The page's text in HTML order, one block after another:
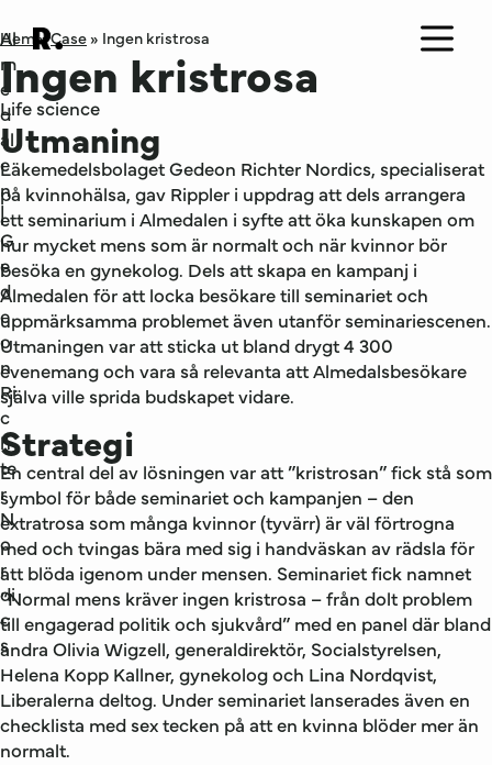
Al
m
e
d
al
e
n
|
G
e
d
e
o
n
Ri
c
h
te
r
N
o
r
di
c
s
Hem »Case » Ingen kristrosa
Ingen kristrosa
Life science
Utmaning
Läkemedelsbolaget Gedeon Richter Nordics, specialiserat
på kvinnohälsa, gav Rippler i uppdrag att dels arrangera
ett seminarium i Almedalen i syfte att öka kunskapen om
hur mycket mens som är normalt och när kvinnor bör
besöka en gynekolog. Dels att skapa en kampanj i
Almedalen för att locka besökare till seminariet och
uppmärksamma problemet även utanför seminariescenen.
Utmaningen var att sticka ut bland drygt 4 300
evenemang och vara så relevanta att Almedalsbesökare
själva ville sprida budskapet vidare.
Strategi
En central del av lösningen var att ”kristrosan” fick stå som
symbol för både seminariet och kampanjen – den
extratrosa som många kvinnor (tyvärr) är väl förtrogna
med och tvingas bära med sig i handväskan av rädsla för
att blöda igenom under mensen. Seminariet fick namnet
”Normal mens kräver ingen kristrosa – från dolt problem
till engagerad politik och sjukvård” med en panel där bland
andra Olivia Wigzell, generaldirektör, Socialstyrelsen,
Helena Kopp Kallner, gynekolog och Lina Nordqvist,
Liberalerna deltog. Under seminariet lanserades även en
checklista med sex tecken på att en kvinna blöder mer än
normalt.